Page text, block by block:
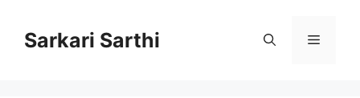
contentSarkari Sarthi Menu